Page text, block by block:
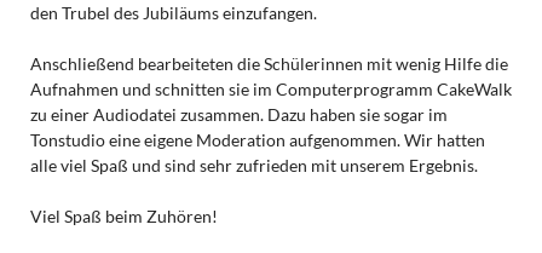
den Trubel des Jubiläums einzufangen.
Anschließend bearbeiteten die Schülerinnen mit wenig Hilfe die
Aufnahmen und schnitten sie im Computerprogramm CakeWalk
zu einer Audiodatei zusammen. Dazu haben sie sogar im
Tonstudio eine eigene Moderation aufgenommen. Wir hatten
alle viel Spaß und sind sehr zufrieden mit unserem Ergebnis.
Viel Spaß beim Zuhören!